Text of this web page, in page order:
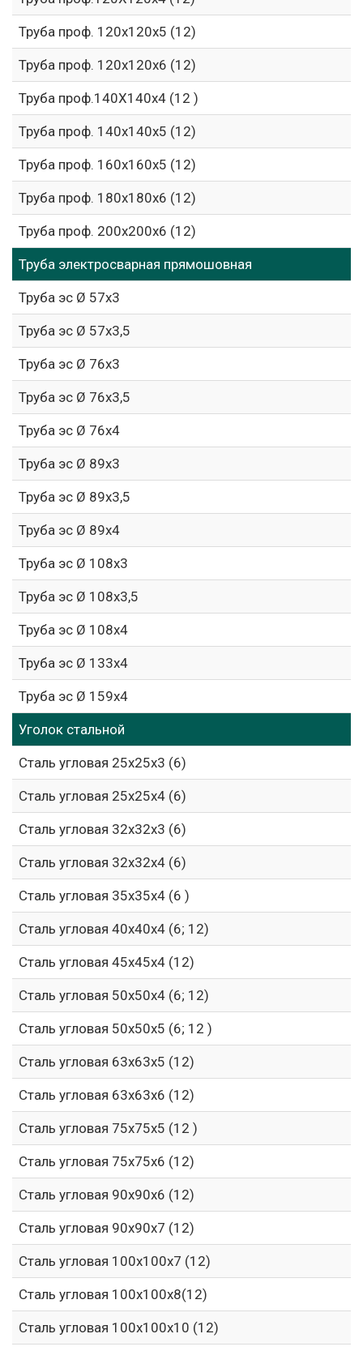
Труба проф. 120х120х5 (12)
Труба проф. 120х120х6 (12)
Труба проф.140Х140х4 (12 )
Труба проф. 140х140х5 (12)
Труба проф. 160х160х5 (12)
Труба проф. 180х180х6 (12)
Труба проф. 200х200х6 (12)
Труба электросварная прямошовная
Труба эс Ø 57х3
Труба эс Ø 57х3,5
Труба эс Ø 76х3
Труба эс Ø 76х3,5
Труба эс Ø 76х4
Труба эс Ø 89х3
Труба эс Ø 89х3,5
Труба эс Ø 89х4
Труба эс Ø 108х3
Труба эс Ø 108х3,5
Труба эс Ø 108х4
Труба эс Ø 133х4
Труба эс Ø 159х4
Уголок стальной
Сталь угловая 25х25х3 (6)
Сталь угловая 25х25х4 (6)
Сталь угловая 32х32х3 (6)
Сталь угловая 32х32х4 (6)
Сталь угловая 35х35х4 (6 )
Сталь угловая 40х40х4 (6; 12)
Сталь угловая 45х45х4 (12)
Сталь угловая 50х50х4 (6; 12)
Сталь угловая 50х50х5 (6; 12 )
Сталь угловая 63х63х5 (12)
Сталь угловая 63х63х6 (12)
Сталь угловая 75х75х5 (12 )
Сталь угловая 75х75х6 (12)
Сталь угловая 90х90х6 (12)
Сталь угловая 90х90х7 (12)
Сталь угловая 100х100х7 (12)
Сталь угловая 100х100х8(12)
Сталь угловая 100х100х10 (12)